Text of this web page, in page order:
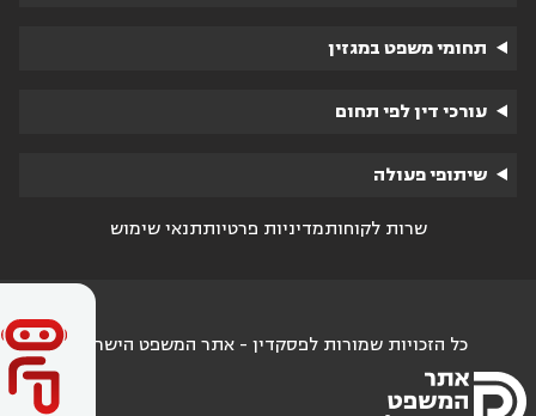
תחומי משפט במגזין
עורכי דין לפי תחום
שיתופי פעולה
שרות לקוחותמדיניות פרטיותתנאי שימוש
כל הזכויות שמורות לפסקדין - אתר המשפט הישראלי